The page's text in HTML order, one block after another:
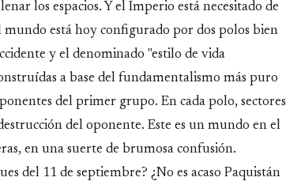
los espacios. Y el Imperio está necesitado de
mundo está hoy configurado por dos polos bien
y el denominado "estilo de vida
a base del fundamentalismo más puro
del primer grupo. En cada polo, sectores
del oponente. Este es un mundo en el
en una suerte de brumosa confusión.
del 11 de septiembre? ¿No es acaso Paquistán